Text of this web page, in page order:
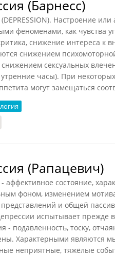
(Барнесс)
Настроение
феноменами, как чувства
снижение интереса к
снижением
снижением сексуальных
часы). При
могут замещаться
(Рапацевич)
аффективное состояние,
фоном, изменением
и общей
испытывает прежде
- подавленность, тоску,
Характерными являются
неприятные, тяжёлые